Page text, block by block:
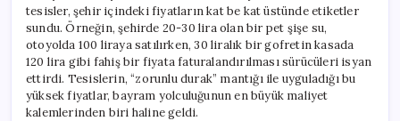
tesisler, şehir içindeki fiyatların kat be kat üstünde etiketler
sundu. Örneğin, şehirde 20-30 lira olan bir pet şişe su,
otoyolda 100 liraya satılırken, 30 liralık bir gofretin kasada
120 lira gibi fahiş bir fiyata faturalandırılması sürücüleri isyan
ettirdi. Tesislerin, “zorunlu durak” mantığı ile uyguladığı bu
yüksek fiyatlar, bayram yolculuğunun en büyük maliyet
kalemlerinden biri haline geldi.